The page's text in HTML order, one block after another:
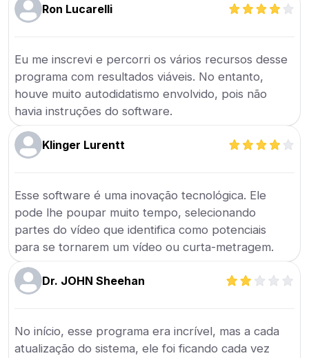
Ron Lucarelli
Eu me inscrevi e percorri os vários recursos desse
programa com resultados viáveis. No entanto,
houve muito autodidatismo envolvido, pois não
havia instruções do software.
Klinger Lurentt
Esse software é uma inovação tecnológica. Ele
pode lhe poupar muito tempo, selecionando
partes do vídeo que identifica como potenciais
para se tornarem um vídeo ou curta-metragem.
Dr. JOHN Sheehan
No início, esse programa era incrível, mas a cada
atualização do sistema, ele foi ficando cada vez